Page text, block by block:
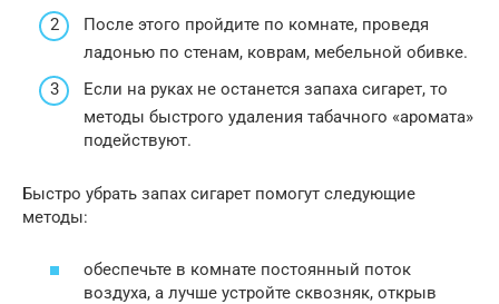
После этого пройдите по комнате, проведя
ладонью по стенам, коврам, мебельной обивке.
Если на руках не останется запаха сигарет, то
методы быстрого удаления табачного «аромата»
подействуют.
Быстро убрать запах сигарет помогут следующие
методы:
обеспечьте в комнате постоянный поток
воздуха, а лучше устройте сквозняк, открыв